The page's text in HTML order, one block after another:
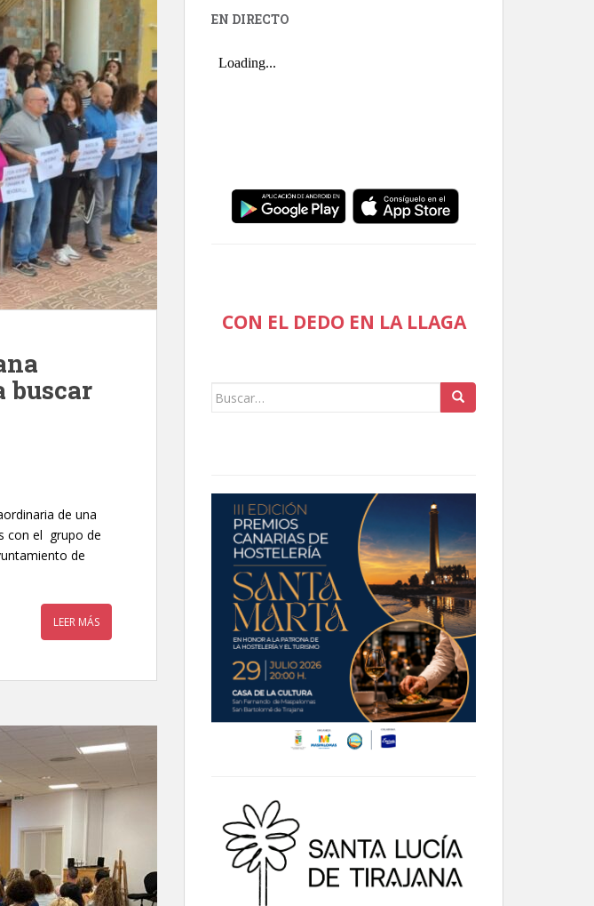
buscar
de una
con el grupo de
de
LEER MÁS
EN DIRECTO
CON EL DEDO EN LA LLAGA
Buscar: